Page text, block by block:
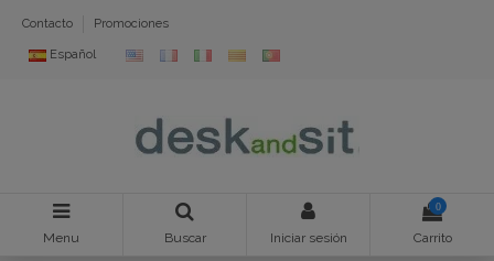
Contacto Promociones
Español
Menu Buscar Iniciar sesión
0
Carrito